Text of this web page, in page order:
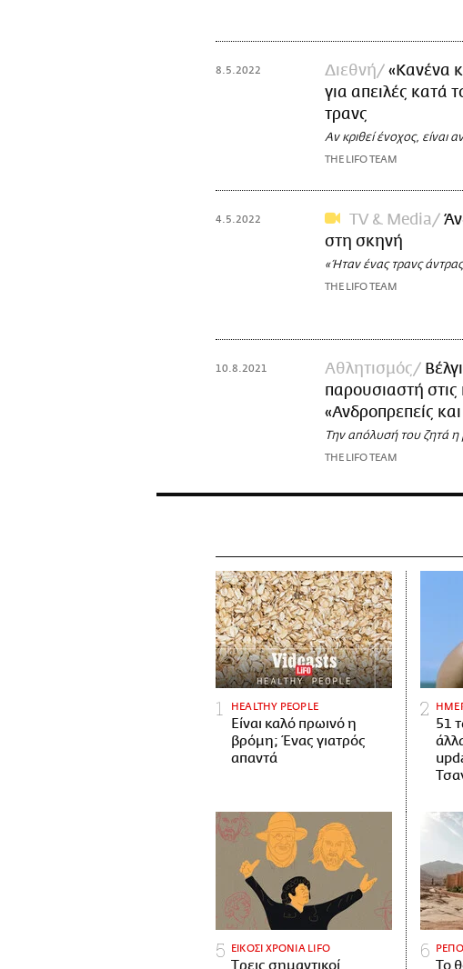
8.5.2022 Διεθνή
«Κανένα
για απειλές κατά
τρανς
Αν κριθεί ένοχος, είναι
THE LIFO TEAM
4.5.2022 TV & Media
στη σκηνή
«Ήταν ένας τρανς
THE LIFO TEAM
10.8.2021 Αθλητισμός
παρουσιαστή στις
«Ανδροπρεπείς και
Την απόλυσή του ζητά η
THE LIFO TEAM
HEALTHY PEOPLE
Είναι καλό πρωινό η
βρόμη; Ένας γιατρός
απαντά
51
ΕΙΚΟΣΙ ΧΡΟΝΙΑ LIFO
Tρεις σημαντικοί Το